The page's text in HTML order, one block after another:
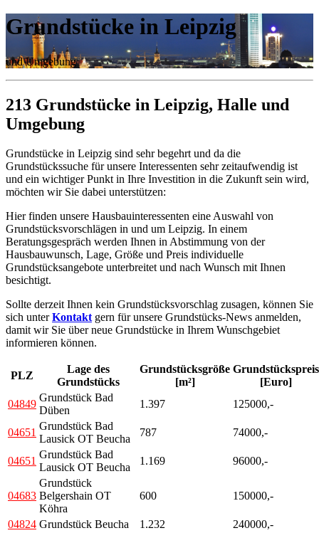
Grundstücke in Leipzig
und Umgebung
213 Grundstücke in Leipzig, Halle und
Umgebung
Grundstücke in Leipzig sind sehr begehrt und da die
Grundstückssuche für unsere Interessenten sehr zeitaufwendig ist
und ein wichtiger Punkt in Ihre Investition in die Zukunft sein wird,
möchten wir Sie dabei unterstützen:
Hier finden unsere Hausbauinteressenten eine Auswahl von
Grundstücksvorschlägen in und um Leipzig. In einem
Beratungsgespräch werden Ihnen in Abstimmung von der
Hausbauwunsch, Lage, Größe und Preis individuelle
Grundstücksangebote unterbreitet und nach Wunsch mit Ihnen
besichtigt.
Sollte derzeit Ihnen kein Grundstücksvorschlag zusagen, können Sie
sich unterKontaktgern für unsere Grundstücks-News anmelden,
damit wir Sie über neue Grundstücke in Ihrem Wunschgebiet
informieren können.
PLZ
Lage des
Grundstücks
Grundstücksgröße
[m²]
Grundstückspreis
[Euro]
04849
Grundstück Bad
Düben
1.397 125000,-
04651
Grundstück Bad
Lausick OT Beucha
787 74000,-
04651
Grundstück Bad
Lausick OT Beucha
1.169 96000,-
04683
Grundstück
Belgershain OT
Köhra
600 150000,-
04824 Grundstück Beucha 1.232
240000,-